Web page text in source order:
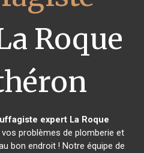
Roque
expert La Roque
problèmes de plomberie et
bon endroit ! Notre équipe de